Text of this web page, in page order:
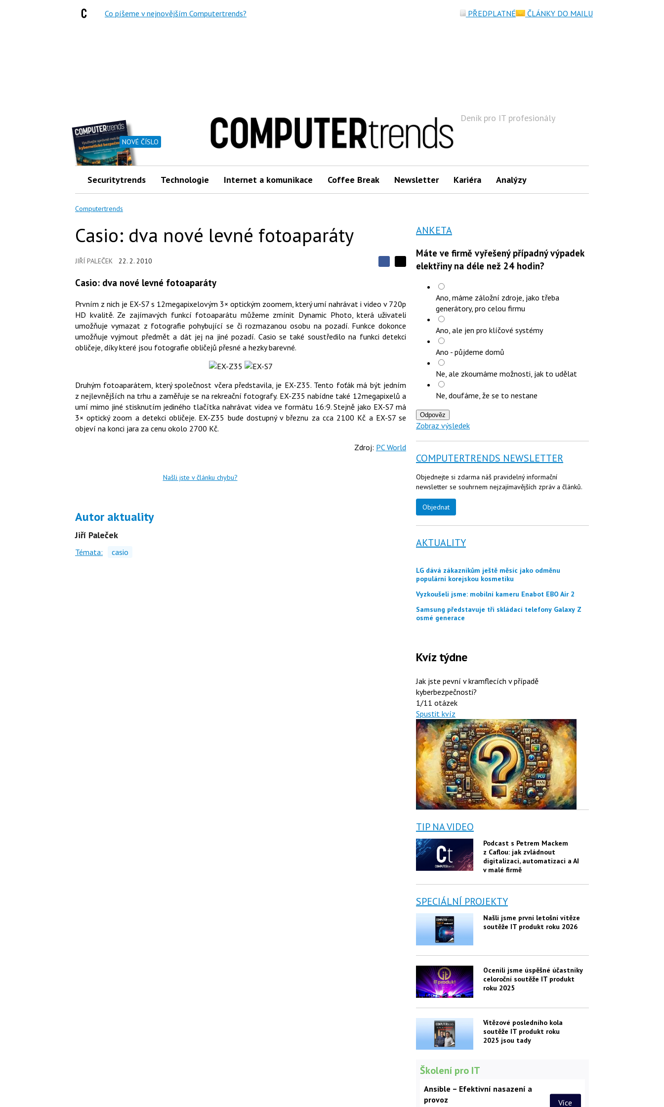
NOVÉ ČÍSLO
Deník pro IT profesionály
Securitytrends Technologie Internet a komunikace Coffee Break Newsletter Kariéra Analýzy
Computertrends
Casio: dva nové levné fotoaparáty
JIŘÍ PALEČEK 22. 2. 2010
S
l
e
t
S
j
t
e
n
a
o
k
j
t
n
a
Casio: dva nové levné fotoaparáty
Prvním z nich je EX-S7 s 12megapixelovým 3× optickým zoomem, který umí nahrávat i video v 720p
HD kvalitě. Ze zajímavých funkcí fotoaparátu můžeme zmínit Dynamic Photo, která uživateli
umožňuje vymazat z fotografie pohybující se či rozmazanou osobu na pozadí. Funkce dokonce
umožňuje vyjmout předmět a dát jej na jiné pozadí. Casio se také soustředilo na funkci detekci
obličeje, díky které jsou fotografie obličejů přesné a hezky barevné.
Druhým fotoaparátem, který společnost včera představila, je EX-Z35. Tento foťák má být jedním
z nejlevnějších na trhu a zaměřuje se na rekreační fotografy. EX-Z35 nabídne také 12megapixelů a
umí mimo jiné stisknutím jediného tlačítka nahrávat videa ve formátu 16:9. Stejně jako EX-S7 má
3× optický zoom a detekci obličeje. EX-Z35 bude dostupný v březnu za cca 2100 Kč a EX-S7 se
objeví na konci jara za cenu okolo 2700 Kč.
Zdroj: PC World
Našli jste v článku chybu?
Autor aktuality
Jiří Paleček
Témata: casio
ANKETA
Máte ve firmě vyřešený případný výpadek
elektřiny na déle než 24 hodin?
Ano, máme záložní zdroje, jako třeba
generátory, pro celou firmu
Ano, ale jen pro klíčové systémy
Ano - půjdeme domů
Ne, ale zkoumáme možnosti, jak to udělat
Ne, doufáme, že se to nestane
Odpověz
Zobraz výsledek
COMPUTERTRENDS NEWSLETTER
Objednejte si zdarma náš pravidelný informační
newsletter se souhrnem nejzajímavějších zpráv a článků.
Objednat
AKTUALITY
LG dává zákazníkům ještě měsíc jako odměnu
populární korejskou kosmetiku
Vyzkoušeli jsme: mobilní kameru Enabot EBO Air 2
Samsung představuje tři skládací telefony Galaxy Z
osmé generace
Kvíz týdne
Jak jste pevní v kramflecích v případě
kyberbezpečnosti?
1/11 otázek
Spustit kvíz
TIP NA VIDEO
Podcast s Petrem Mackem
z Caflou: jak zvládnout
digitalizaci, automatizaci a AI
v malé firmě
SPECIÁLNÍ PROJEKTY
Našli jsme první letošní vítěze
soutěže IT produkt roku 2026
Ocenili jsme úspěšné účastníky
celoroční soutěže IT produkt
roku 2025
Vítězové posledního kola
soutěže IT produkt roku
2025 jsou tady
Školení pro IT
Ansible – Efektivní nasazení a
provoz
Více
Co píšeme v nejnovějším Computertrends? PŘEDPLATNÉ ČLÁNKY DO MAILU